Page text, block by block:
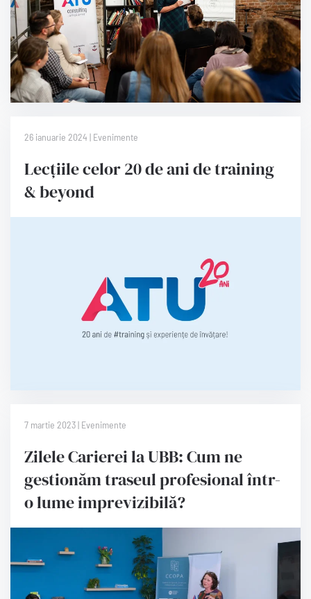
26 ianuarie 2024 | Evenimente
Lecțiile celor 20 de ani de training
& beyond
7 martie 2023 | Evenimente
Zilele Carierei la UBB: Cum ne
gestionăm traseul profesional într-
o lume imprevizibilă?